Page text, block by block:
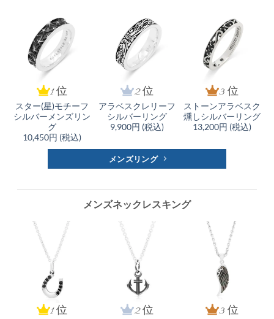
1 位
スター(星)モチーフ
シルバーメンズリン
グ
10,450円 (税込)
2 位
アラベスクレリーフ
シルバーリング
9,900円 (税込)
3 位
ストーンアラベスク
燻しシルバーリング
13,200円 (税込)
メンズリング
メンズネックレスキング
1 位 2 位 3 位